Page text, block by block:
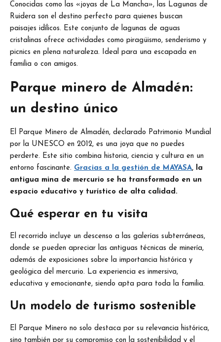
Conocidas como las «joyas de La Mancha», las Lagunas de
Ruidera son el destino perfecto para quienes buscan
paisajes idílicos. Este conjunto de lagunas de aguas
cristalinas ofrece actividades como piragüismo, senderismo y
picnics en plena naturaleza. Ideal para una escapada en
familia o con amigos.
Parque minero de Almadén:
un destino único
El Parque Minero de Almadén, declarado Patrimonio Mundial
por la UNESCO en 2012, es una joya que no puedes
perderte. Este sitio combina historia, ciencia y cultura en un
entorno fascinante. Gracias a la gestión de MAYASA, la
antigua mina de mercurio se ha transformado en un
espacio educativo y turístico de alta calidad.
Qué esperar en tu visita
El recorrido incluye un descenso a las galerías subterráneas,
donde se pueden apreciar las antiguas técnicas de minería,
además de exposiciones sobre la importancia histórica y
geológica del mercurio. La experiencia es inmersiva,
educativa y emocionante, siendo apta para toda la familia.
Un modelo de turismo sostenible
El Parque Minero no solo destaca por su relevancia histórica,
sino también por su compromiso con la sostenibilidad y el